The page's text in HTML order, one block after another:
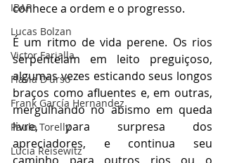
IBAP
Lucas Bolzan
Victor Farjalla
Flavia D'urso
Frank García Hernandez
Paulo Torelly
Lúcia Reisewitz
conhece a ordem e o progresso.
É um ritmo de vida perene. Os rios
serpenteiam em leito preguiçoso,
algumas vezes esticando seus longos
braços como afluentes e, em outras,
mergulhando no abismo em queda
livre, para surpresa dos
apreciadores, e continua seu